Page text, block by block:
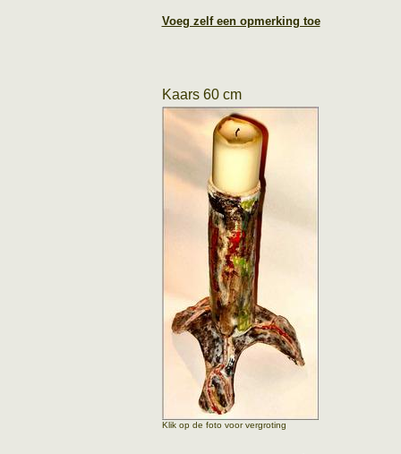
Voeg zelf een opmerking toe
Kaars 60 cm
Klik op de foto voor vergroting